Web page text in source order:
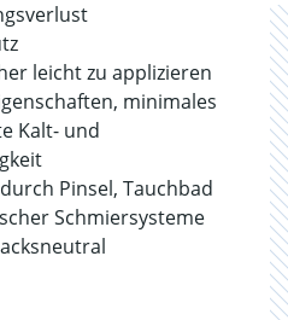
leicht zu applizieren
minimales
Kalt- und
Pinsel, Tauchbad
Schmiersysteme